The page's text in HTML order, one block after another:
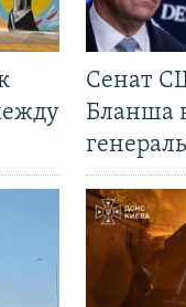
Сенат
Бланша